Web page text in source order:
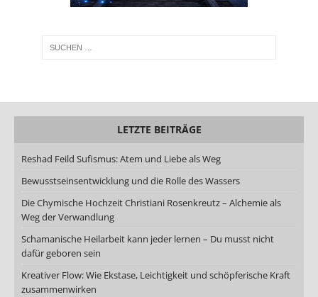
LETZTE BEITRÄGE
Reshad Feild Sufismus: Atem und Liebe als Weg
Bewusstseinsentwicklung und die Rolle des Wassers
Die Chymische Hochzeit Christiani Rosenkreutz – Alchemie als
Weg der Verwandlung
Schamanische Heilarbeit kann jeder lernen – Du musst nicht
dafür geboren sein
Kreativer Flow: Wie Ekstase, Leichtigkeit und schöpferische Kraft
zusammenwirken